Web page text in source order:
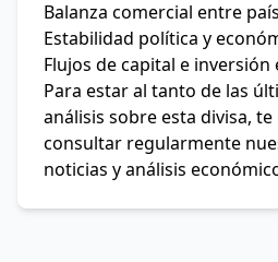
Balanza comercial entre
Estabilidad política y
Flujos de capital e inversión
Para estar al tanto de las
análisis sobre esta divisa,
consultar regularmente
noticias y análisis